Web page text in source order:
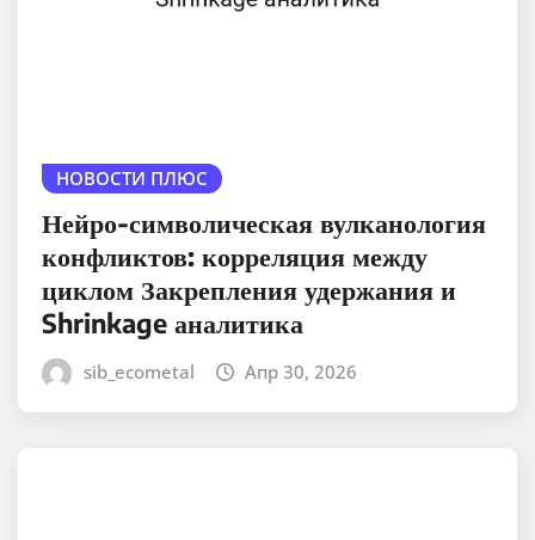
НОВОСТИ ПЛЮС
Нейро-символическая вулканология
конфликтов: корреляция между
циклом Закрепления удержания и
Shrinkage аналитика
sib_ecometal Апр 30, 2026